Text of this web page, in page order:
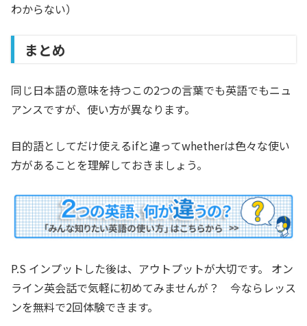
わからない）
まとめ
同じ日本語の意味を持つこの2つの言葉でも英語でもニュ
アンスですが、使い方が異なります。
目的語としてだけ使えるifと違ってwhetherは色々な使い
方があることを理解しておきましょう。
P.S インプットした後は、アウトプットが大切です。 オン
ライン英会話で気軽に初めてみませんが？ 今ならレッス
ンを無料で2回体験できます。